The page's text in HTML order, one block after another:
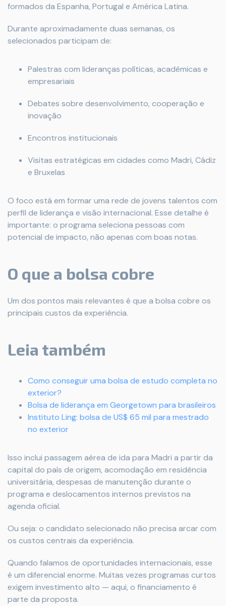
formados da Espanha, Portugal e América Latina.
Durante aproximadamente duas semanas, os
selecionados participam de:
Palestras com lideranças políticas, acadêmicas e
empresariais
Debates sobre desenvolvimento, cooperação e
inovação
Encontros institucionais
Visitas estratégicas em cidades como Madri, Cádiz
e Bruxelas
O foco está em formar uma rede de jovens talentos com
perfil de liderança e visão internacional. Esse detalhe é
importante: o programa seleciona pessoas com
potencial de impacto, não apenas com boas notas.
O que a bolsa cobre
Um dos pontos mais relevantes é que a bolsa cobre os
principais custos da experiência.
Leia também
Como conseguir uma bolsa de estudo completa no
exterior?
Bolsa de liderança em Georgetown para brasileiros
Instituto Ling: bolsa de US$ 65 mil para mestrado
no exterior
Isso inclui passagem aérea de ida para Madri a partir da
capital do país de origem, acomodação em residência
universitária, despesas de manutenção durante o
programa e deslocamentos internos previstos na
agenda oficial.
Ou seja: o candidato selecionado não precisa arcar com
os custos centrais da experiência.
Quando falamos de oportunidades internacionais, esse
é um diferencial enorme. Muitas vezes programas curtos
exigem investimento alto — aqui, o financiamento é
parte da proposta.